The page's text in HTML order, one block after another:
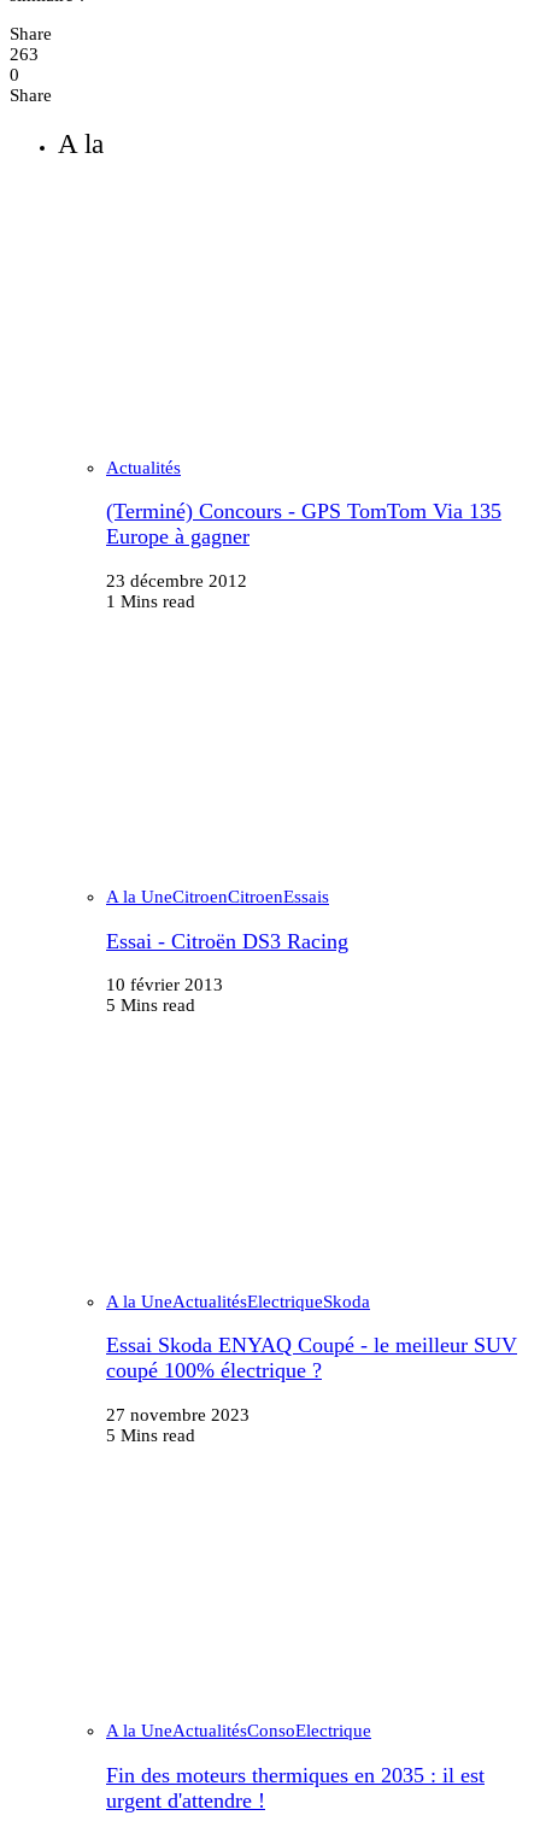
Share
263
0
Share
A la
Actualités
(Terminé) Concours - GPS TomTom Via 135
Europe à gagner
23 décembre 2012
1 Mins read
A la UneCitroenCitroenEssais
Essai - Citroën DS3 Racing
10 février 2013
5 Mins read
A la UneActualitésElectriqueSkoda
Essai Skoda ENYAQ Coupé - le meilleur SUV
coupé 100% électrique ?
27 novembre 2023
5 Mins read
A la UneActualitésConsoElectrique
Fin des moteurs thermiques en 2035 : il est
urgent d'attendre !